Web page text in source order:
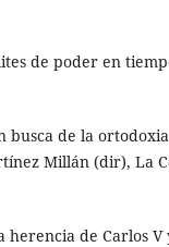
de poder en
busca de la
Millán (dir), La
herencia de Carlos